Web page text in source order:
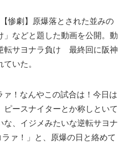
惨劇】原爆落とされた並みの
などと題した動画を公開。動
転サヨナラ負け 最終回に阪神
いた。
！なんやこの試合は！今日は
ースナイターとか称しといて
な、イジメみたいな逆転サヨナ
ァ！」と、原爆の日と絡めて